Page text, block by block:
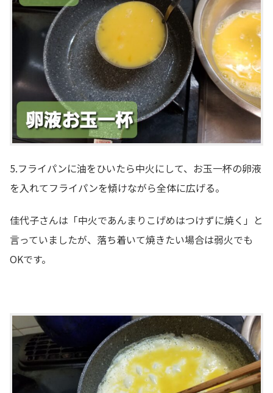
5.フライパンに油をひいたら中火にして、お玉一杯の卵液
を入れてフライパンを傾けながら全体に広げる。
佳代子さんは「中火であんまりこげめはつけずに焼く」と
言っていましたが、落ち着いて焼きたい場合は弱火でも
OKです。